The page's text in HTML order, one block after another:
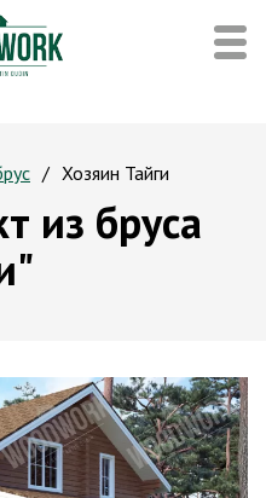
Хозяин Тайги
из бруса